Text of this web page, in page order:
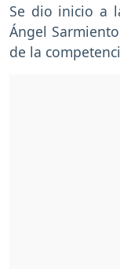
Se dio inicio a
Ángel
de la